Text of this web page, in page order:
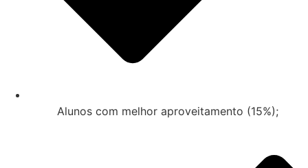
Alunos com melhor aproveitamento (15%);